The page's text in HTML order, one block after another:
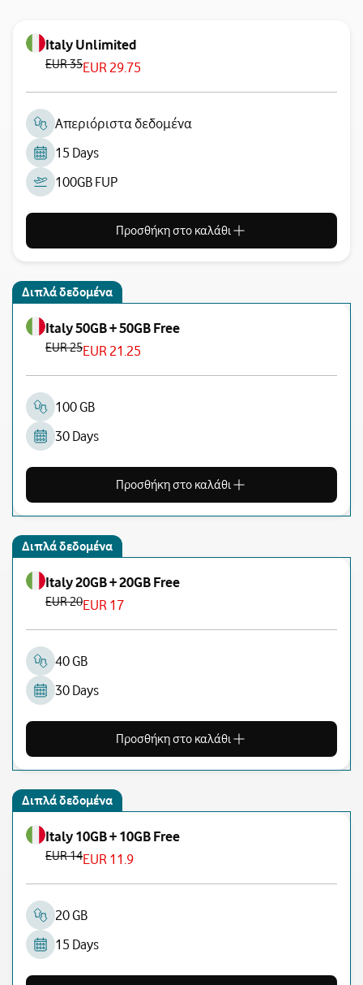
Italy Unlimited
EUR 35EUR 29.75
Απεριόριστα δεδομένα
15 Days
100GB FUP
Προσθήκη στο καλάθι
Διπλά δεδομένα
Italy 50GB + 50GB Free
EUR 25EUR 21.25
100 GB
30 Days
Προσθήκη στο καλάθι
Διπλά δεδομένα
Italy 20GB + 20GB Free
EUR 20EUR 17
40 GB
30 Days
Προσθήκη στο καλάθι
Διπλά δεδομένα
Italy 10GB + 10GB Free
EUR 14EUR 11.9
20 GB
15 Days